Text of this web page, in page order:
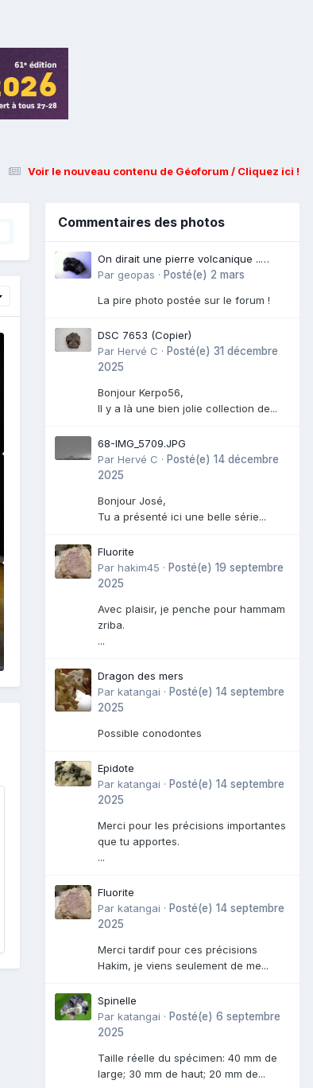
Voir le nouveau contenu de Géoforum / Cliquez ici !
Commentaires des photos
On dirait une pierre volcanique ..
Langogne- Rive de l\'Alli
Par geopas · Posté(e) 2 mars
La pire photo postée sur le forum !
DSC 7653 (Copier)
Par Hervé C · Posté(e) 31 décembre
2025
Bonjour Kerpo56,
Il y a là une bien jolie collection de...
68-IMG_5709.JPG
Par Hervé C · Posté(e) 14 décembre
2025
Bonjour José,
Tu a présenté ici une belle série...
Fluorite
Par hakim45 · Posté(e) 19 septembre
2025
Avec plaisir, je penche pour hammam
zriba.
...
Dragon des mers
Par katangai · Posté(e) 14 septembre
2025
Possible conodontes
Epidote
Par katangai · Posté(e) 14 septembre
2025
Merci pour les précisions importantes
que tu apportes.
...
Fluorite
Par katangai · Posté(e) 14 septembre
2025
Merci tardif pour ces précisions
Hakim, je viens seulement de me...
Spinelle
Par katangai · Posté(e) 6 septembre
2025
Taille réelle du spécimen: 40 mm de
large; 30 mm de haut; 20 mm de...